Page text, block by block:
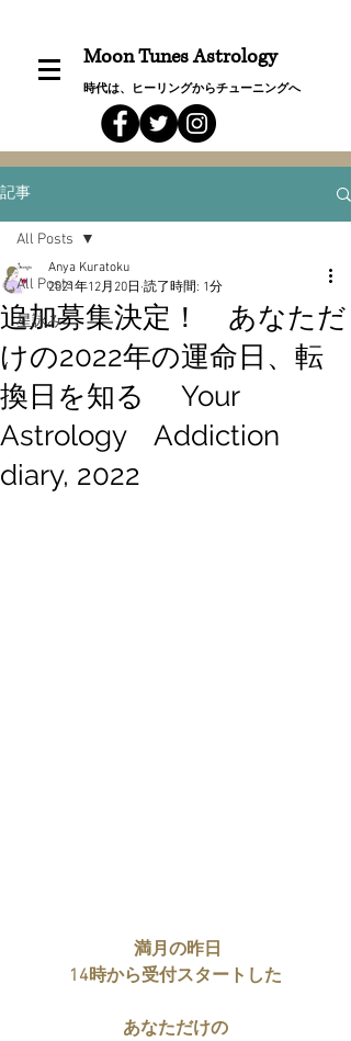
Moon Tunes Astrology
時代は、ヒーリングからチューニングへ
記事
All Posts
星詠み
All Posts
追加募集決定！ あなただ
けの2022年の運命日、転
換日を知る Your
Astrology Addiction
diary, 2022
Anya Kuratoku
2021年12月20日 読了時間: 1分
満月の昨日
14時から受付スタートした
あなただけの